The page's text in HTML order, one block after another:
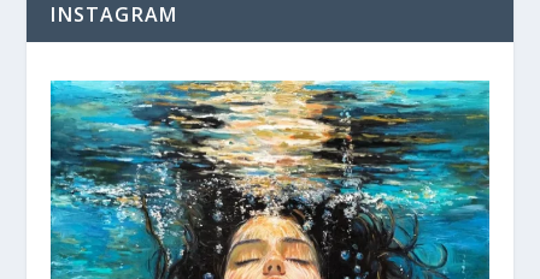
INSTAGRAM